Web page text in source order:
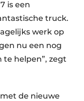
is een
truck.
werk op
nu een nog
helpen”, zegt
met de nieuwe